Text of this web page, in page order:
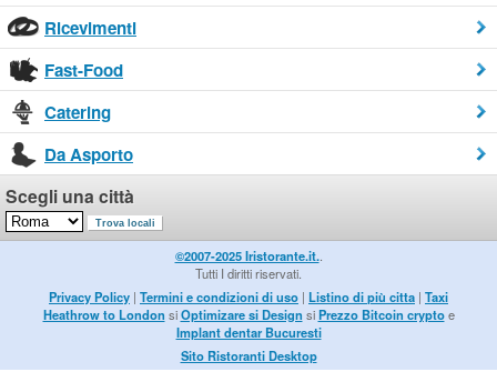
Ricevimenti
Fast-Food
Catering
Da Asporto
Scegli una città
©2007-2025 Iristorante.it..
Tutti I diritti riservati.
Privacy Policy | Termini e condizioni di uso | Listino di più citta | Taxi
Heathrow to London siOptimizare si Design siPrezzo Bitcoin cryptoe
Implant dentar Bucuresti
Sito Ristoranti Desktop